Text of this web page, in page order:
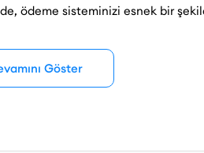
ödeme sisteminizi esnek bir
tüm işlerinizi daha hızlı ve
Göster